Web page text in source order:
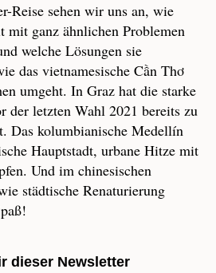
Reise sehen wir uns an, wie
mit ganz ähnlichen Problemen
welche Lösungen sie
das vietnamesische Cần Thơ
umgeht. In Graz hat die starke
der letzten Wahl 2021 bereits zu
Das kolumbianische Medellín
Hauptstadt, urbane Hitze mit
Und im chinesischen
städtische Renaturierung
dieser Newsletter